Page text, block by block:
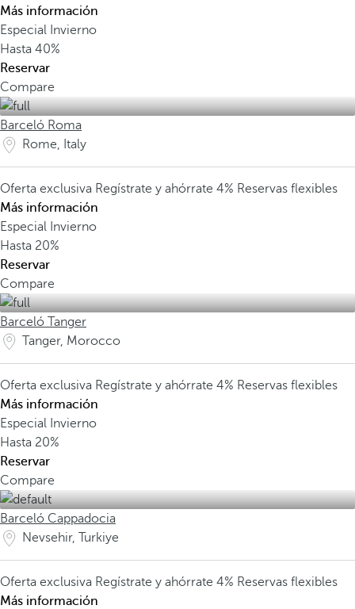
Más información
Especial Invierno
Hasta 40%
Reservar
Compare
Barceló Roma
Rome, Italy
Oferta exclusiva Regístrate y ahórrate 4% Reservas flexibles
Más información
Especial Invierno
Hasta 20%
Reservar
Compare
Barceló Tanger
Tanger, Morocco
Oferta exclusiva Regístrate y ahórrate 4% Reservas flexibles
Más información
Especial Invierno
Hasta 20%
Reservar
Compare
Barceló Cappadocia
Nevsehir, Turkiye
Oferta exclusiva Regístrate y ahórrate 4% Reservas flexibles
Más información